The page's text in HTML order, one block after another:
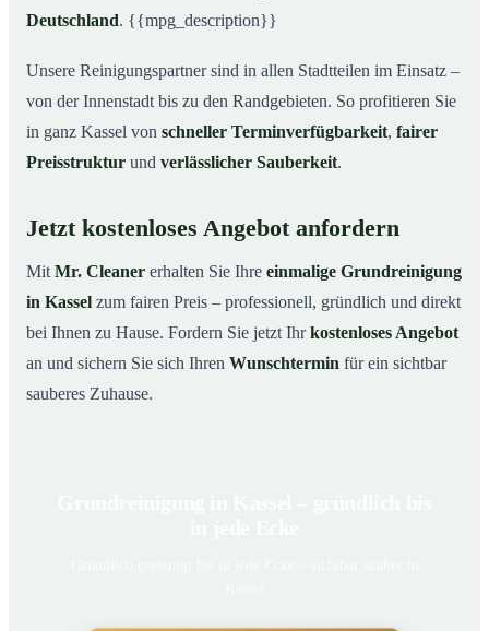
Deutschland. {{mpg_description}}
Unsere Reinigungspartner sind in allen Stadtteilen im Einsatz –
von der Innenstadt bis zu den Randgebieten. So profitieren Sie
in ganz Kassel von schneller Terminverfügbarkeit, fairer
Preisstruktur und verlässlicher Sauberkeit.
Jetzt kostenloses Angebot anfordern
Mit Mr. Cleaner erhalten Sie Ihre einmalige Grundreinigung
in Kassel zum fairen Preis – professionell, gründlich und direkt
bei Ihnen zu Hause. Fordern Sie jetzt Ihrkostenloses Angebot
an und sichern Sie sich Ihren Wunschtermin für ein sichtbar
sauberes Zuhause.